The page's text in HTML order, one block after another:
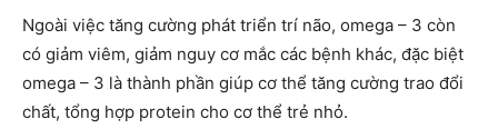
Ngoài việc tăng cường phát triển trí não, omega – 3 còn
có giảm viêm, giảm nguy cơ mắc các bệnh khác, đặc biệt
omega – 3 là thành phần giúp cơ thể tăng cường trao đổi
chất, tổng hợp protein cho cơ thể trẻ nhỏ.